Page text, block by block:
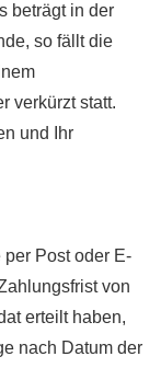
beträgt in der
so fällt die
verkürzt statt.
und Ihr
Post oder E-
von
erteilt haben,
nach Datum der